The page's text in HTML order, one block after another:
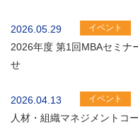
2026.05.29 イベント
2026年度 第1回MBAセミナ
せ
2026.04.13 イベント
人材・組織マネジメントコ